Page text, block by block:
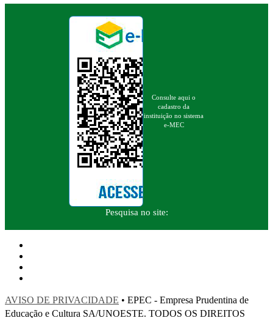
Consulte aqui o
cadastro da
instituição no sistema
e-MEC
Pesquisa no site:
AVISO DE PRIVACIDADE • EPEC - Empresa Prudentina de
Educação e Cultura SA/UNOESTE. TODOS OS DIREITOS